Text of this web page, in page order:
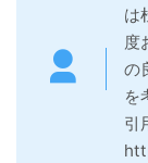
は
度
の
を
引